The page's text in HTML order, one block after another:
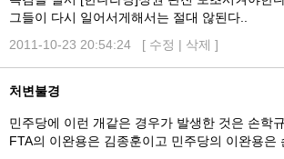
그들이 다시 일어서게해서는 절대 않된다..
2011-10-23 20:54:24 [ 수정 | 삭제 ]
처변불경
민주당에 이런 개같은 경우가 발생한 것은 손학
FTA의 이완용은 김종훈이고 민주당의 이완용은